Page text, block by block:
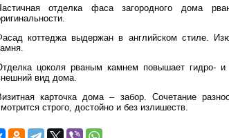
отделка фаса загородного дома
коттеджа выдержан в английском стиле.
цоколя рваным камнем повышает гидро-
вид дома.
карточка дома – забор. Сочетание
строго, достойно и без излишеств.